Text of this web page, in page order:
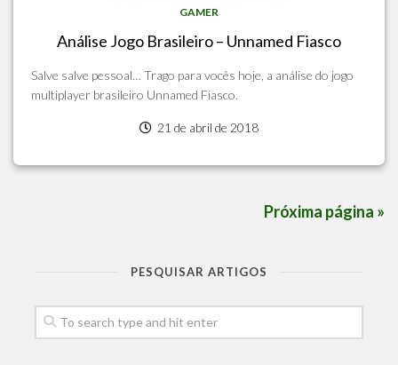
GAMER
Análise Jogo Brasileiro – Unnamed Fiasco
Salve salve pessoal… Trago para vocês hoje, a análise do jogo
multiplayer brasileiro Unnamed Fiasco.
21 de abril de 2018
Próxima página »
PESQUISAR ARTIGOS